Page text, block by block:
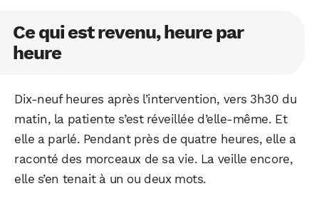
Ce qui est revenu, heure par
heure
Dix-neuf heures après l’intervention, vers 3h30 du
matin, la patiente s’est réveillée d’elle-même. Et
elle a parlé. Pendant près de quatre heures, elle a
raconté des morceaux de sa vie. La veille encore,
elle s’en tenait à un ou deux mots.